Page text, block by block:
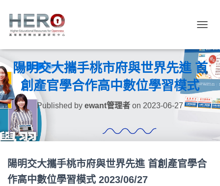
陽明交大攜手桃市府與世界先進 首
創產官學合作高中數位學習模式
Published by ewant管理者 on 2023-06-27
陽明交大攜手桃市府與世界先進 首創產官學合
作高中數位學習模式 2023/06/27